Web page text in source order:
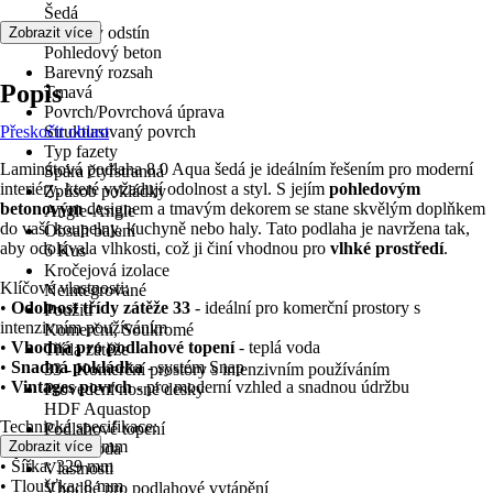
Šedá
Barevný odstín
Pohledový beton
Barevný rozsah
Tmavá
Povrch/Povrchová úprava
Strukturovaný povrch
Typ fazety
Spára čtyřstranná
Způsob pokládky
Angle-Angle
Obsah balení
6 Kus
Kročejová izolace
Neintegrované
Použití
Komerční, Soukromé
Třída zátěže
33 - Komerční prostory s intenzivním používáním
Provedení nosné desky
HDF Aquastop
Podlahové topení
Teplá voda
Vlastnosti
Vhodné pro podlahové vytápění
Zobrazit více
Popis
Přeskočit oblast
Laminátová podlaha 8.0 Aqua šedá je ideálním řešením pro moderní
interiéry, které vyžadují odolnost a styl. S jejím pohledovým
betonovýmdesignem a tmavým dekorem se stane skvělým doplňkem
do vaší koupelny, kuchyně nebo haly. Tato podlaha je navržena tak,
aby odolávala vlhkosti, což ji činí vhodnou pro vlhké prostředí.
Klíčové vlastnosti:
• Odolnost třídy zátěže 33 - ideální pro komerční prostory s
intenzivním používáním
• Vhodná pro podlahové topení- teplá voda
• Snadná pokládka- systém Snap
• Vintages povrch- pro moderní vzhled a snadnou údržbu
Technická specifikace:
• Délka: 1383 mm
• Šířka: 329 mm
• Tloušťka: 8 mm
Zobrazit více